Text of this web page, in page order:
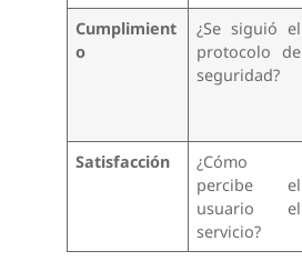
Cumplimient
o
¿Se siguió el
protocolo de
seguridad?
Satisfacción
¿Cómo
percibe el
usuario el
servicio?